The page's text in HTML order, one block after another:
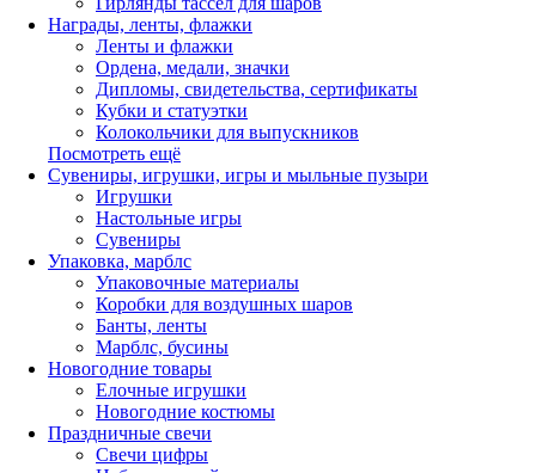
Награды, ленты, флажки
Ленты и флажки
Ордена, медали, значки
Дипломы, свидетельства, сертификаты
Кубки и статуэтки
Колокольчики для выпускников
Посмотреть ещё
Сувениры, игрушки, игры и мыльные пузыри
Игрушки
Настольные игры
Сувениры
Упаковка, марблс
Упаковочные материалы
Коробки для воздушных шаров
Банты, ленты
Марблс, бусины
Новогодние товары
Елочные игрушки
Новогодние костюмы
Праздничные свечи
Свечи цифры